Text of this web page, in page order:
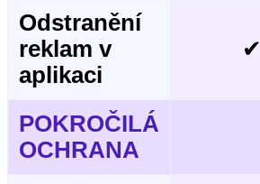
Odstranění
reklam v
aplikaci
✔
POKROČILÁ
OCHRANA